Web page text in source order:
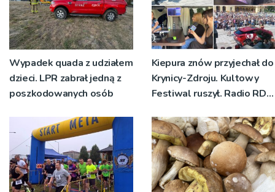
Wypadek quada z udziałem
dzieci. LPR zabrał jedną z
poszkodowanych osób
Kiepura znów przyjechał do
Krynicy-Zdroju. Kultowy
Festiwal ruszył. Radio RDN
żywo [ZDJĘCIA]